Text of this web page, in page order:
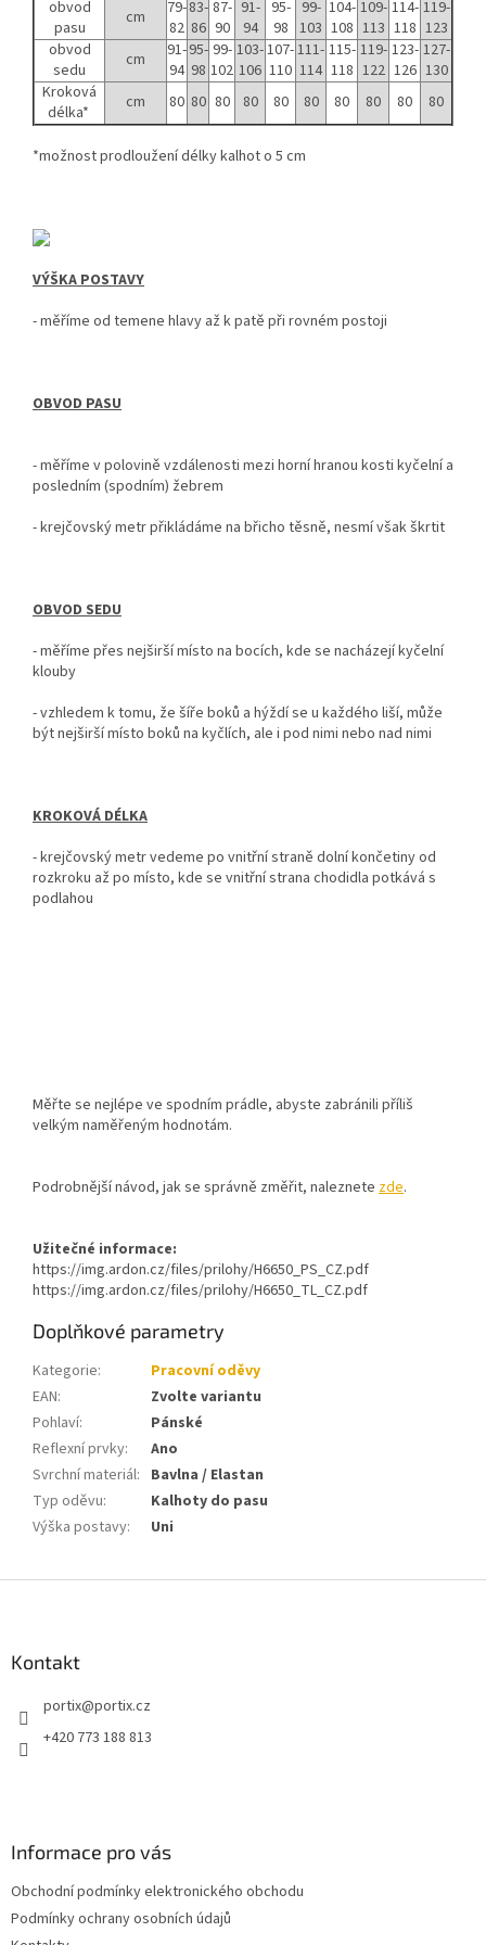
obvod
pasu
cm
79-
82
83-
86
87-
90
91-
94
95-
98
99-
103
104-
108
109-
113
114-
118
119-
123
obvod
sedu
cm
91-
94
95-
98
99-
102
103-
106
107-
110
111-
114
115-
118
119-
122
123-
126
127-
130
Kroková
délka*
cm 80 80 80 80 80 80 80 80 80 80
*možnost prodloužení délky kalhot o 5 cm
VÝŠKA POSTAVY
- měříme od temene hlavy až k patě při rovném postoji
OBVOD PASU
- měříme v polovině vzdálenosti mezi horní hranou kosti kyčelní a
posledním (spodním) žebrem
- krejčovský metrpřikládáme na břicho těsně, nesmí však škrtit
OBVOD SEDU
-měříme přes nejširší místo na bocích, kde se nacházejí kyčelní
klouby
- vzhledem k tomu, že šíře boků a hýždí se u každého liší, může
být nejširší místo boků na kyčlích, ale i pod nimi nebo nad nimi
KROKOVÁ DÉLKA
-krejčovský metr vedeme po vnitřní straně dolní končetiny od
rozkroku až po místo, kde se vnitřní strana chodidla potkává s
podlahou
Měřte se nejlépe ve spodním prádle, abyste zabránili příliš
velkým naměřeným hodnotám.
Podrobnější návod, jak se správně změřit, naleznete zde.
Užitečné informace:
https://img.ardon.cz/files/prilohy/H6650_PS_CZ.pdf
https://img.ardon.cz/files/prilohy/H6650_TL_CZ.pdf
Doplňkové parametry
Kategorie:
Pracovní oděvy
EAN:
Zvolte variantu
Pohlaví:
Pánské
Reflexní prvky:
Ano
Svrchní materiál: Bavlna / Elastan
Typ oděvu:
Kalhoty do pasu
Výška postavy: Uni
Kontakt
portix@portix.cz
+420 773 188 813
Informace pro vás
Obchodní podmínky elektronického obchodu
Podmínky ochrany osobních údajů